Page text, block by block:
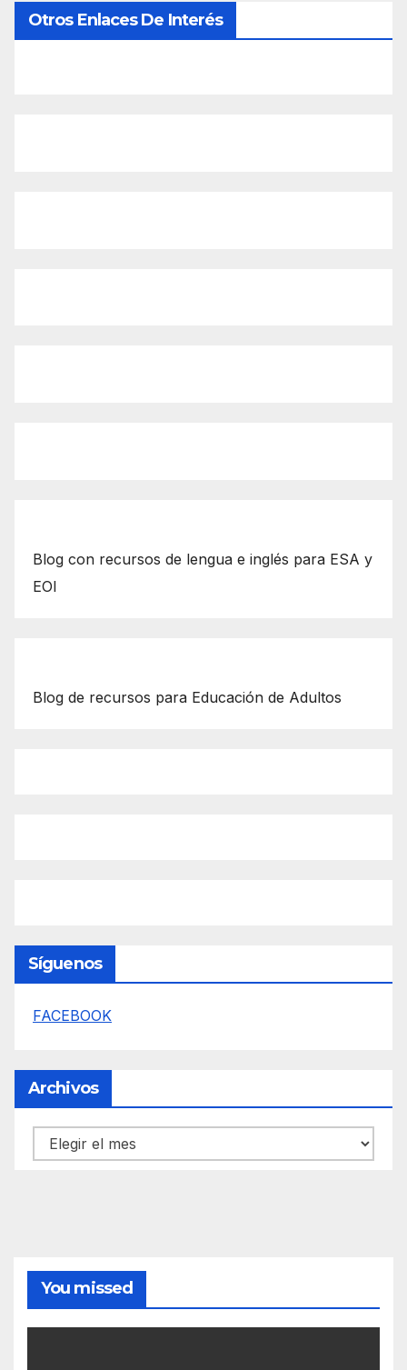
Otros Enlaces De Interés
Blog con recursos de lengua e inglés para ESA y
EOI
Blog de recursos para Educación de Adultos
Síguenos
FACEBOOK
Archivos
Archivos
You missed